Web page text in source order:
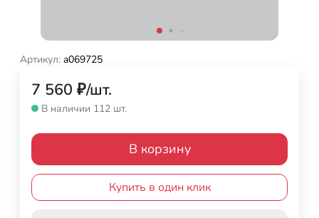
Артикул: a069725
7 560 ₽/шт.
В наличии 112 шт.
В корзину
Купить в один клик